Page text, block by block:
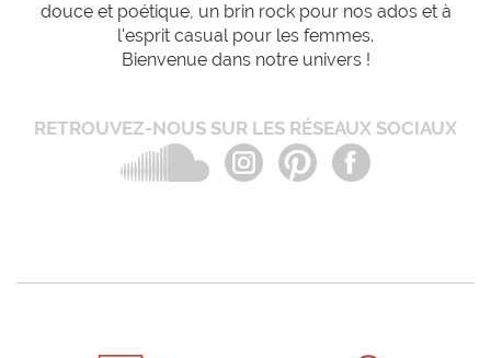
douce et poétique, un brin rock pour nos ados et à
l'esprit casual pour les femmes.
Bienvenue dans notre univers !
RETROUVEZ-NOUS SUR LES RÉSEAUX SOCIAUX